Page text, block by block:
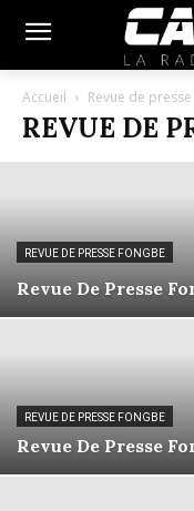
Accueil Revue de
REVUE DE
REVUE DE PRESSE FONGBE
Revue De Presse
REVUE DE PRESSE FONGBE
Revue De Presse